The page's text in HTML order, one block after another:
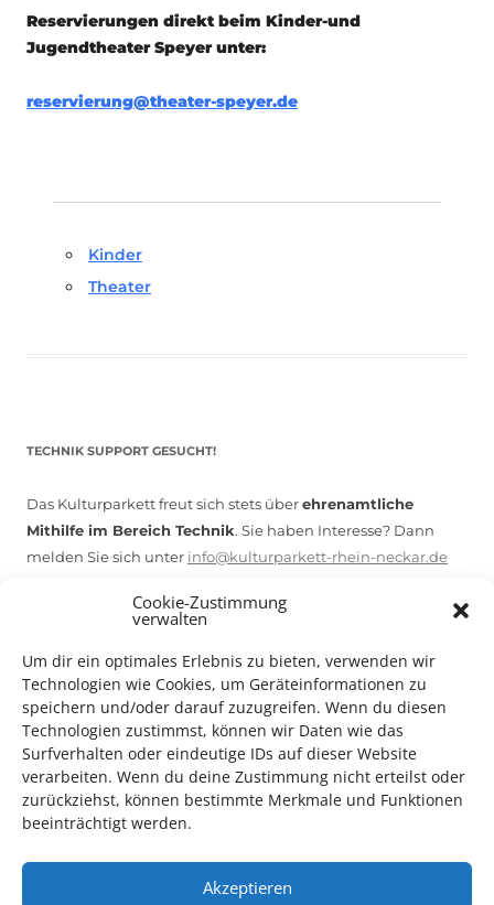
Cookie-Zustimmung
verwalten
Um dir ein optimales Erlebnis zu bieten, verwenden wir
Technologien wie Cookies, um Geräteinformationen zu
speichern und/oder darauf zuzugreifen. Wenn du diesen
Technologien zustimmst, können wir Daten wie das
Surfverhalten oder eindeutige IDs auf dieser Website
verarbeiten. Wenn du deine Zustimmung nicht erteilst oder
zurückziehst, können bestimmte Merkmale und Funktionen
beeinträchtigt werden.
Akzeptieren
Reservierungen direkt beim Kinder-und
Jugendtheater Speyer unter:
reservierung@theater-speyer.de
Kinder
Theater
TECHNIK SUPPORT GESUCHT!
Das Kulturparkett freut sich stets überehrenamtliche
Mithilfe im Bereich Technik. Sie haben Interesse? Dann
melden Sie sich unter info@kulturparkett-rhein-neckar.de